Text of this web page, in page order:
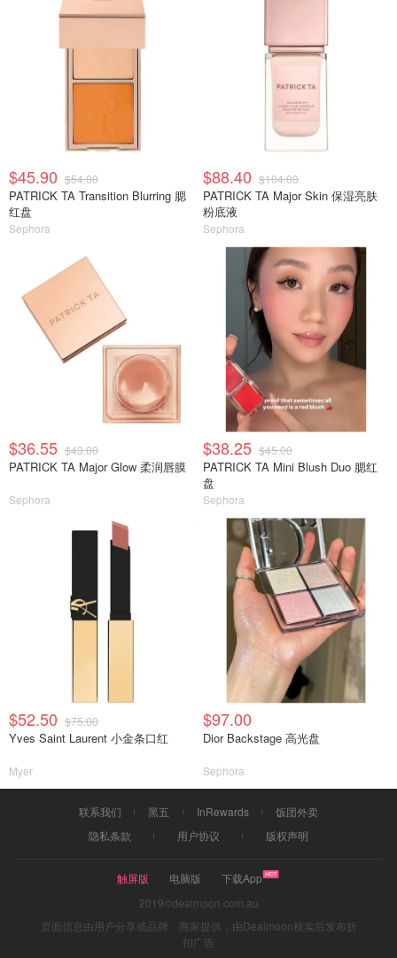
$45.90 $54.00
PATRICK TA Transition Blurring 腮
红盘
Sephora
$88.40 $104.00
PATRICK TA Major Skin 保湿亮肤
粉底液
Sephora
$36.55 $43.00
PATRICK TA Major Glow 柔润唇膜
Sephora
$38.25 $45.00
PATRICK TA Mini Blush Duo 腮红
盘
Sephora
$52.50 $75.00
Yves Saint Laurent 小金条口红
Myer
$97.00
Dior Backstage 高光盘
Sephora
联系我们 黑五 InRewards
饭团外卖
隐私条款
用户协议 版权声明
触屏版 电脑版
下载App
2019©dealmoon.com.au
页面信息由用户分享或品牌、商家提供，由Dealmoon核实后发布折
扣广告